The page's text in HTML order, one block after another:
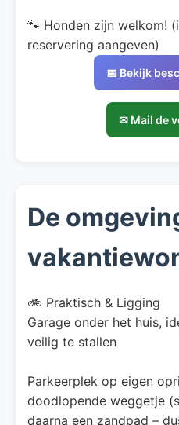
🐾 Honden zijn welkom!
reservering aangeven)
📅 Bekijk
✉ Mail de
De
🚲 Praktisch & Ligging
Garage onder het huis,
veilig te stallen
Parkeerplek op eigen
doodlopende weggetje
daarna een zandpad –